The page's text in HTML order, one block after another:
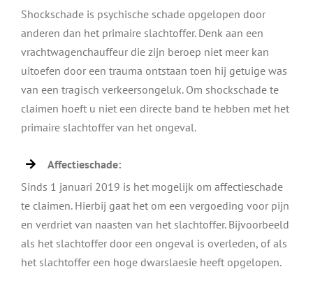
Shockschade is psychische schade opgelopen door
anderen dan het primaire slachtoffer. Denk aan een
vrachtwagenchauffeur die zijn beroep niet meer kan
uitoefen door een trauma ontstaan toen hij getuige was
van een tragisch verkeersongeluk. Om shockschade te
claimen hoeft u niet een directe band te hebben met het
primaire slachtoffer van het ongeval.
Affectieschade:
Sinds 1 januari 2019 is het mogelijk om affectieschade
te claimen. Hierbij gaat het om een vergoeding voor pijn
en verdriet van naasten van het slachtoffer. Bijvoorbeeld
als het slachtoffer door een ongeval is overleden, of als
het slachtoffer een hoge dwarslaesie heeft opgelopen.